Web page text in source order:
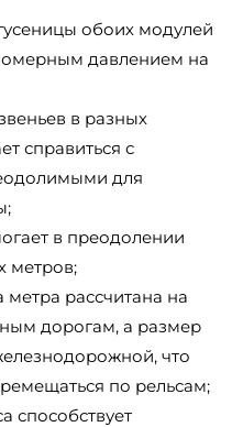
обоих модулей
давлением на
в разных
справиться с
для
в преодолении
метров;
рассчитана на
дорогам, а размер
что
по рельсам;
способствует